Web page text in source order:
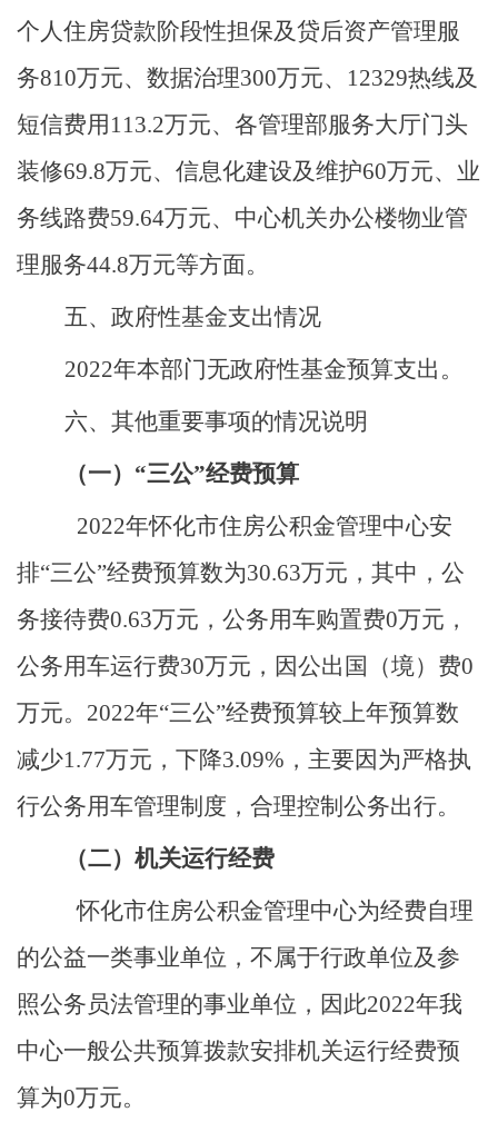
个人住房贷款阶段性担保及贷后资产管理服
务810万元、数据治理300万元、12329热线及
短信费用113.2万元、各管理部服务大厅门头
装修69.8万元、信息化建设及维护60万元、业
务线路费59.64万元、中心机关办公楼物业管
理服务44.8万元等方面。
五、政府性基金支出情况
2022年本部门无政府性基金预算支出。
六、其他重要事项的情况说明
（一） “三公”经费预算
2022年怀化市住房公积金管理中心安
排“三公”经费预算数为30.63万元，其中，公
务接待费0.63万元，公务用车购置费0万元，
公务用车运行费30万元，因公出国（境）费0
万元。2022年“三公”经费预算较上年预算数
减少1.77万元，下降3.09%，主要因为严格执
行公务用车管理制度，合理控制公务出行。
（二）机关运行经费
怀化市住房公积金管理中心为经费自理
的公益一类事业单位，不属于行政单位及参
照公务员法管理的事业单位，因此2022年我
中心一般公共预算拨款安排机关运行经费预
算为0万元。